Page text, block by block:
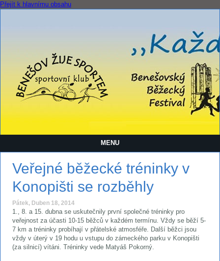
Přejít k hlavnímu obsahu
MENU
Veřejné běžecké tréninky v
Konopišti se rozběhly
Pátek, Duben 18, 2014
1., 8. a 15. dubna se uskutečnily první společné tréninky pro
veřejnost za účasti 10-15 běžců v každém termínu. Vždy se běží 5-
7 km a tréninky probíhají v přátelské atmosféře. Další běžci jsou
vždy v úterý v 19 hodu u vstupu do zámeckého parku v Konopišti
(za silnicí) vítáni. Tréninky vede Matyáš Pokorný.